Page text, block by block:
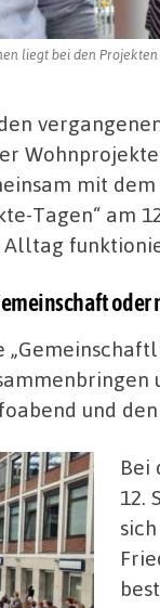
liegt bei den Projekten
mit
Tagen“ am
Alltag
und
Bei
12.